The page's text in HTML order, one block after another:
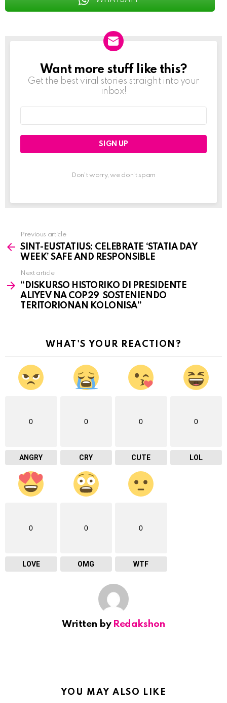
NEWSLETTER
Want more stuff like this?
Get the best viral stories straight into your
inbox!
Don't worry, we don't spam
more
Previous article
SINT-EUSTATIUS: CELEBRATE ‘STATIA DAY
WEEK’ SAFE AND RESPONSIBLE
Next article
“DISKURSO HISTORIKO DI PRESIDENTE
ALIYEV NA COP29 SOSTENIENDO
TERITORIONAN KOLONISA”
WHAT'S YOUR REACTION?
0
ANGRY
0
CRY
0
CUTE
0
LOL
0
LOVE
0
OMG
0
WTF
Written by Redakshon
YOU MAY ALSO LIKE